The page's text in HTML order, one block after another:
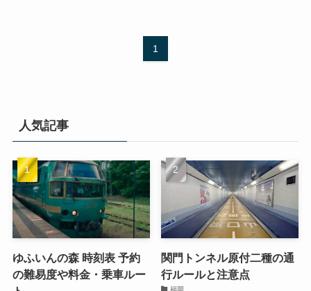
1
人気記事
ゆふいんの森 時刻表 予約
の難易度や料金・乗車ルー
関門トンネル原付二種の通
行ルールと注意点
福岡